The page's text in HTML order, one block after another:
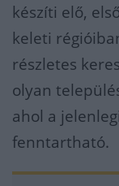
készíti elő,
keleti
részletes
olyan
ahol a
fenntartható.